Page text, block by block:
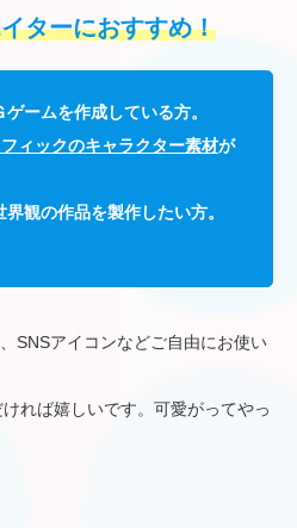
ターにおすすめ！
ームを作成している方。
ィックのキャラクター素材が
観の作品を製作したい方。
SNSアイコンなどご自由にお使い
れば嬉しいです。可愛がってやっ